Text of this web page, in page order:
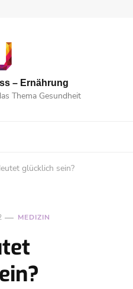
– Ernährung
Thema Gesundheit
glücklich sein?
MEDIZIN